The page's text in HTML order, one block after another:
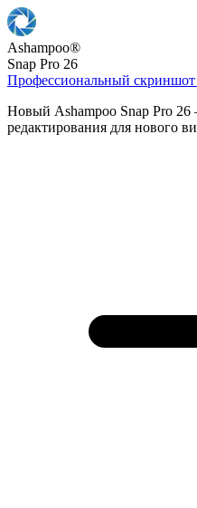
Ashampoo®
Snap Pro 26
Профессиональный
Новый Ashampoo Snap Pro
редактирования для нового